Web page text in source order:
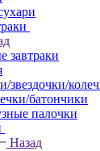
завтраки
звездочки/
батончики
палочки
Назад